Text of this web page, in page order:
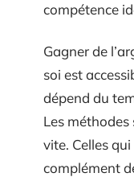
compétence
Gagner de
soi est
dépend du
Les
vite. Celles
complément